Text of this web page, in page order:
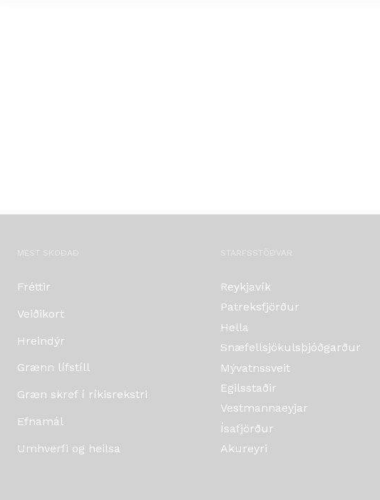
MEST SKOÐAÐ
Fréttir
Veiðikort
Hreindýr
Grænn lífstíll
Græn skref í ríkisrekstri
Efnamál
Umhverfi og heilsa
STARFSSTÖÐVAR
Reykjavík
Patreksfjörður
Hella
Snæfellsjökulsþjóðgarður
Mývatnssveit
Egilsstaðir
Vestmannaeyjar
Ísafjörður
Akureyri